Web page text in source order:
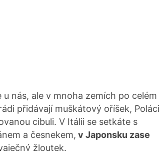
u nás, ale v mnoha zemích po celém
přidávají muškátový oříšek, Poláci
cibuli. V Itálii se setkáte s
a česnekem, v Japonsku zase
žloutek.